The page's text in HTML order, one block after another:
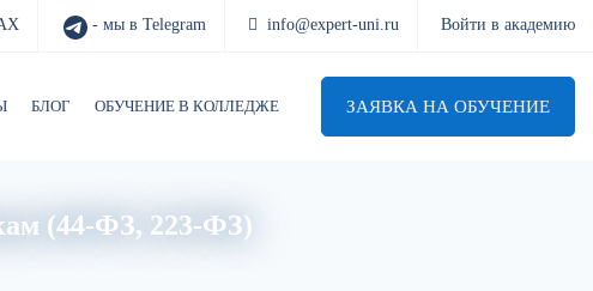
- мы в Telegram info@expert-uni.ru Войти в академию
БЛОГ ОБУЧЕНИЕ В КОЛЛЕДЖЕ ЗАЯВКА НА ОБУЧЕНИЕ
(44-ФЗ, 223-ФЗ)